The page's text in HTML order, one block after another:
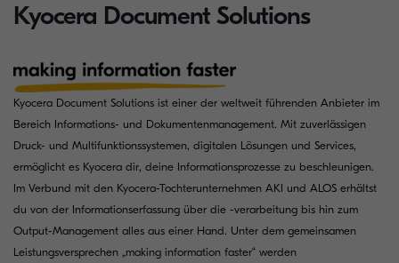
Kyocera Document Solutions
Kyocera Document Solutions ist einer der weltweit führenden Anbieter im
Bereich Informations- und Dokumentenmanagement. Mit zuverlässigen
Druck- und Multifunktionssystemen, digitalen Lösungen und Services,
ermöglicht es Kyocera dir, deine Informationsprozesse zu beschleunigen.
Im Verbund mit den Kyocera-Tochterunternehmen AKI und ALOS erhältst
du von der Informationserfassung über die -verarbeitung bis hin zum
Output-Management alles aus einer Hand. Unter dem gemeinsamen
Leistungsversprechen „making information faster“ werden